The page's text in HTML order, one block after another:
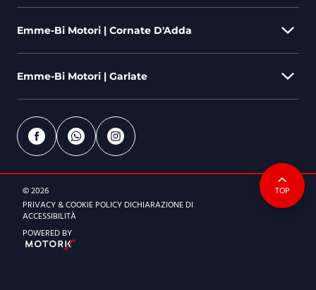
Emme-Bi Motori | Cornate D'Adda
Via Berlinguer, 44 - 20872 Cornate D'Adda (MB)
039 9630840
emmebi@emmebimotori.com
Dal lunedì al venerdì
9:00-12:30 | 14.30-19:00
Sabato
Emme-Bi Motori | Garlate
Via Parini, 578 - 23852 Garlate (LC)
emmebi@emmebimotori.com
ORARI DI APERTURA
Dal lunedì al venerdì
© 2026
PRIVACY & COOKIE POLICY DICHIARAZIONE DI
ACCESSIBILITÀ
POWERED BY
TOP